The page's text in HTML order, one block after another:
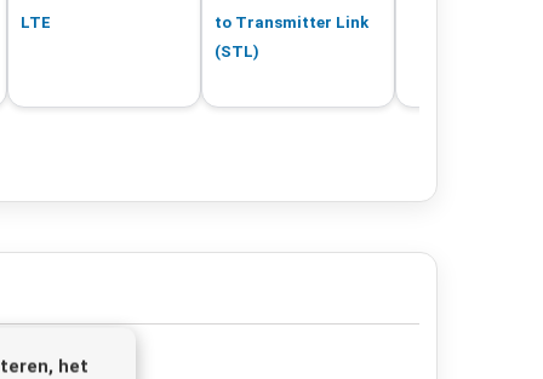
het
LTE
to Transmitter Link
(STL)